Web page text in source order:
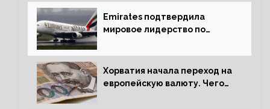
Emirates подтвердила
мировое лидерство по
Хорватия начала переход на
европейскую валюту. Чего